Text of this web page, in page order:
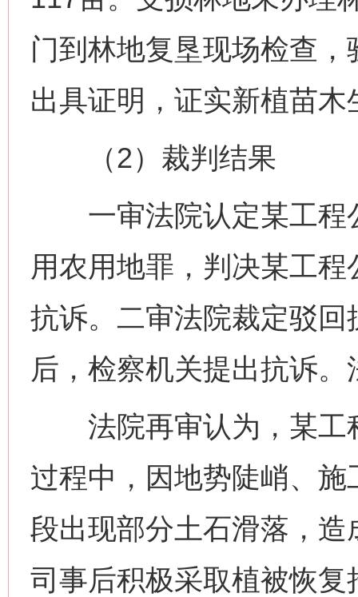
门到林地复垦现场检查
出具证明，证实新植苗木
（2）裁判结果
一审法院认定某工程
用农用地罪，判决某工
抗诉。二审法院裁定驳
后，检察机关提出抗诉
法院再审认为，某工
过程中，因地势陡峭、
段出现部分土石滑落，
司事后积极采取植被恢